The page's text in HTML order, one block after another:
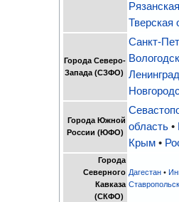
Тверская
Города Северо-
Запада (СЗФО)
Санкт-
Города Южной
России (ЮФО)
область •
Крым •
Города
Северного
Кавказа
(СКФО)
Дагестан •